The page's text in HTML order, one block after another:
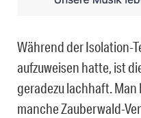
Während der Isolation-
aufzuweisen hatte, ist
geradezu lachhaft. Man
manche Zauberwald-